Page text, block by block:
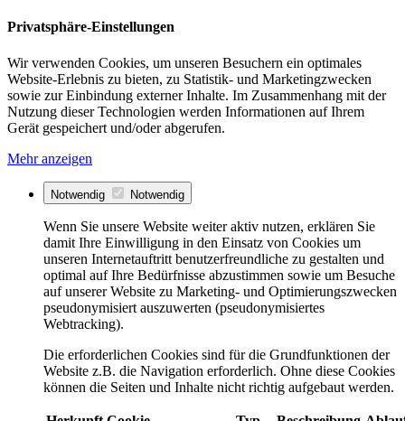
Privatsphäre-Einstellungen
Wir verwenden Cookies, um unseren Besuchern ein optimales
Website-Erlebnis zu bieten, zu Statistik- und Marketingzwecken
sowie zur Einbindung externer Inhalte. Im Zusammenhang mit der
Nutzung dieser Technologien werden Informationen auf Ihrem
Gerät gespeichert und/oder abgerufen.
Mehr anzeigen
Notwendig Notwendig
Wenn Sie unsere Website weiter aktiv nutzen, erklären Sie
damit Ihre Einwilligung in den Einsatz von Cookies um
unseren Internetauftritt benutzerfreundliche zu gestalten und
optimal auf Ihre Bedürfnisse abzustimmen sowie um Besuche
auf unserer Website zu Marketing- und Optimierungszwecken
pseudonymisiert auszuwerten (pseudonymisiertes
Webtracking).
Die erforderlichen Cookies sind für die Grundfunktionen der
Website z.B. die Navigation erforderlich. Ohne diese Cookies
können die Seiten und Inhalte nicht richtig aufgebaut werden.